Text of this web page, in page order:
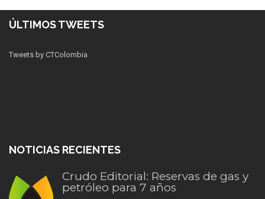
ÚLTIMOS TWEETS
Tweets by CTColombia
NOTICIAS RECIENTES
Crudo Editorial: Reservas de gas y
petróleo para 7 años